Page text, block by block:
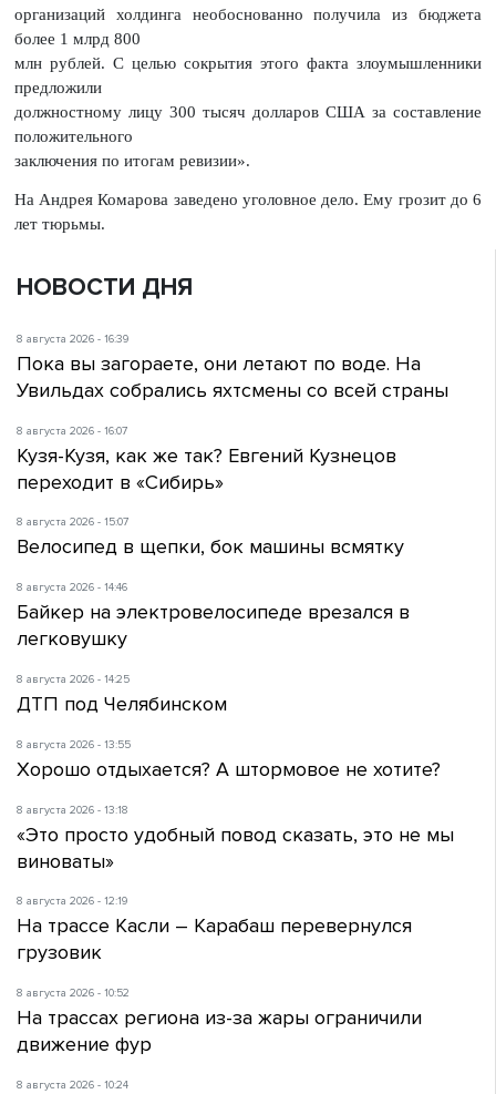
организаций холдинга необоснованно получила из бюджета
более 1 млрд 800
млн рублей. С целью сокрытия этого факта злоумышленники
предложили
должностному лицу 300 тысяч долларов США за составление
положительного
заключения по итогам ревизии».
На Андрея Комарова заведено уголовное дело. Ему грозит до 6
лет тюрьмы.
НОВОСТИ ДНЯ
8 августа 2026 - 16:39
Пока вы загораете, они летают по воде. На
Увильдах собрались яхтсмены со всей страны
8 августа 2026 - 16:07
Кузя-Кузя, как же так? Евгений Кузнецов
переходит в «Сибирь»
8 августа 2026 - 15:07
Велосипед в щепки, бок машины всмятку
8 августа 2026 - 14:46
Байкер на электровелосипеде врезался в
легковушку
8 августа 2026 - 14:25
ДТП под Челябинском
8 августа 2026 - 13:55
Хорошо отдыхается? А штормовое не хотите?
8 августа 2026 - 13:18
«Это просто удобный повод сказать, это не мы
виноваты»
8 августа 2026 - 12:19
На трассе Касли – Карабаш перевернулся
грузовик
8 августа 2026 - 10:52
На трассах региона из-за жары ограничили
движение фур
8 августа 2026 - 10:24